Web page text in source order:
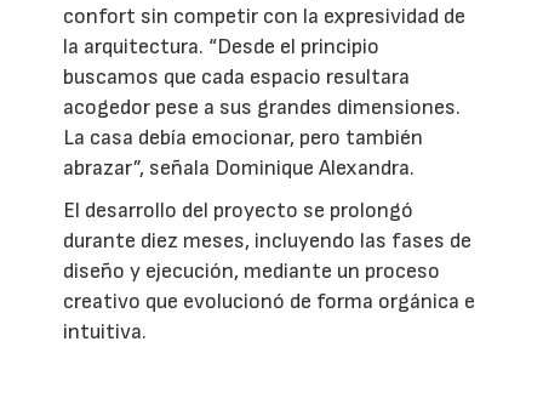
confort sin competir con la expresividad de
la arquitectura. “Desde el principio
buscamos que cada espacio resultara
acogedor pese a sus grandes dimensiones.
La casa debía emocionar, pero también
abrazar”, señala Dominique Alexandra.
El desarrollo del proyecto se prolongó
durante diez meses, incluyendo las fases de
diseño y ejecución, mediante un proceso
creativo que evolucionó de forma orgánica e
intuitiva.